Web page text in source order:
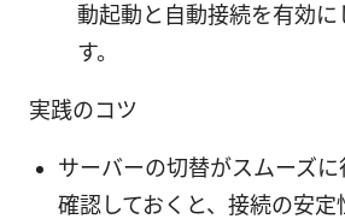
動起動と自動接続を有効に
す。
実践のコツ
サーバーの切替がスムーズ
確認しておくと、接続の安定